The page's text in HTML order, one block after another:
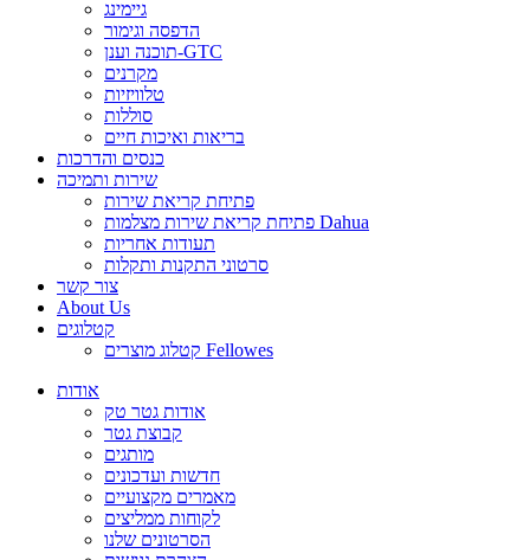
גיימינג
הדפסה וגימור
תוכנה וענן-GTC
מקרנים
טלוויזיות
סוללות
בריאות ואיכות חיים
כנסים והדרכות
שירות ותמיכה
פתיחת קריאת שירות
פתיחת קריאת שירות מצלמות Dahua
תעודות אחריות
סרטוני התקנות ותקלות
צור קשר
About Us
קטלוגים
קטלוג מוצרים Fellowes
אודות
אודות גטר טק
קבוצת גטר
מותגים
חדשות ועדכונים
מאמרים מקצועיים
לקוחות ממליצים
הסרטונים שלנו